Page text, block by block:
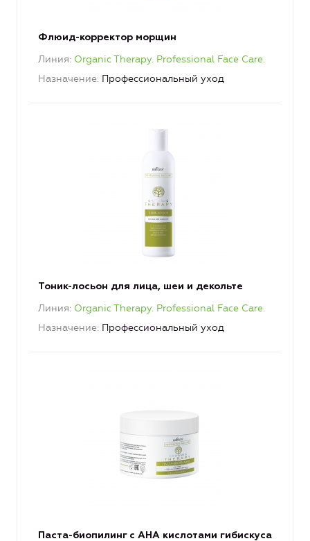
Флюид-корректор морщин
Линия Organic Therapy. Professional Face Care.
Назначение Профессиональный уход
Тоник-лосьон для лица, шеи и декольте
Линия Organic Therapy. Professional Face Care.
Назначение Профессиональный уход
Паста-биопилинг с АНА кислотами гибискуса